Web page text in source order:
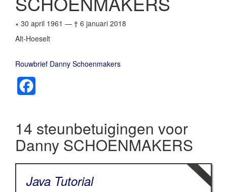
∗ 30 april 1961 — † 6 januari 2018
Alt-Hoeselt
Rouwbrief Danny Schoenmakers
14 steunbetuigingen voor
Danny SCHOENMAKERS
Java Tutorial